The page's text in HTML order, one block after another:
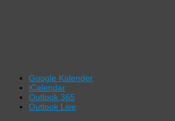
Google Kalender
iCalendar
Outlook 365
Outlook Live